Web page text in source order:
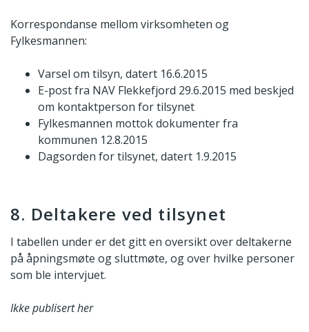
Korrespondanse mellom virksomheten og
Fylkesmannen:
Varsel om tilsyn, datert 16.6.2015
E-post fra NAV Flekkefjord 29.6.2015 med beskjed
om kontaktperson for tilsynet
Fylkesmannen mottok dokumenter fra
kommunen 12.8.2015
Dagsorden for tilsynet, datert 1.9.2015
8. Deltakere ved tilsynet
I tabellen under er det gitt en oversikt over deltakerne
på åpningsmøte og sluttmøte, og over hvilke personer
som ble intervjuet.
Ikke publisert her